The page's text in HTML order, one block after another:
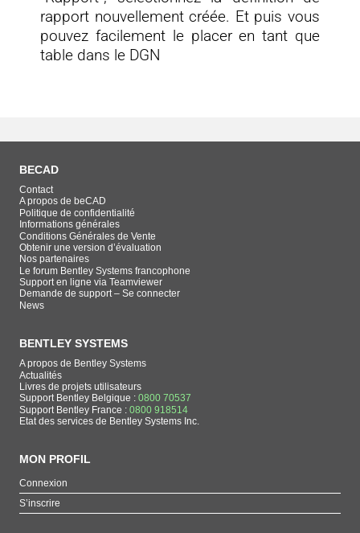
rapport nouvellement créée. Et puis vous
pouvez facilement le placer en tant que
table dans le DGN
BECAD
Contact
A propos de beCAD
Politique de confidentialité
Informations générales
Conditions Générales de Vente
Obtenir une version d’évaluation
Nos partenaires
Le forum Bentley Systems francophone
Support en ligne via Teamviewer
Demande de support – Se connecter
News
BENTLEY SYSTEMS
A propos de Bentley Systems
Actualités
Livres de projets utilisateurs
Support Bentley Belgique : 0800 70537
Support Bentley France : 0800 918514
Etat des services de Bentley Systems Inc.
MON PROFIL
Connexion
S’inscrire